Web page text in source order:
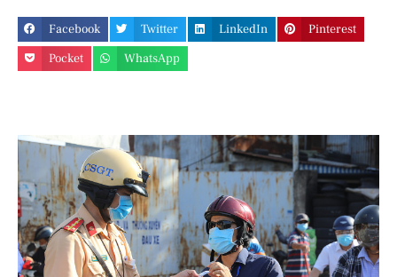
Facebook Twitter LinkedIn
Pinterest
Pocket
WhatsApp